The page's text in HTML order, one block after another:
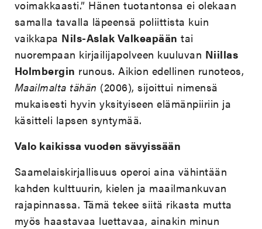
voimakkaasti.” Hänen tuotantonsa ei olekaan
samalla tavalla läpeensä poliittista kuin
vaikkapa Nils-Aslak Valkeapään tai
nuorempaan kirjailijapolveen kuuluvan Niillas
Holmbergin runous. Aikion edellinen runoteos,
Maailmalta tähän (2006), sijoittui nimensä
mukaisesti hyvin yksityiseen elämänpiiriin ja
käsitteli lapsen syntymää.
Valo kaikissa vuoden sävyissään
Saamelaiskirjallisuus operoi aina vähintään
kahden kulttuurin, kielen ja maailmankuvan
rajapinnassa. Tämä tekee siitä rikasta mutta
myös haastavaa luettavaa, ainakin minun